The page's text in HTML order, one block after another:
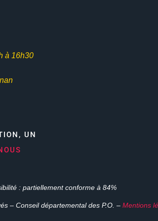
à 16h30
UN
: partiellement conforme à 84%
– Conseil départemental des P.O. – Mentions